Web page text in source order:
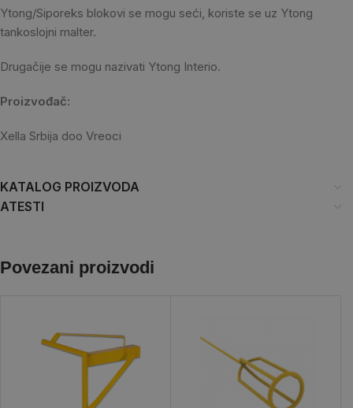
Ytong/Siporeks blokovi se mogu seći, koriste se uz Ytong
tankoslojni malter.
Drugačije se mogu nazivati Ytong Interio.
Proizvođač:
Xella Srbija doo Vreoci
KATALOG PROIZVODA
ATESTI
Povezani proizvodi